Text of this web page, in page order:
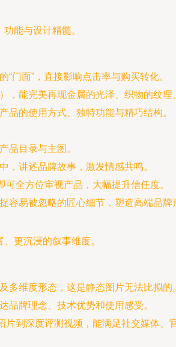
能与设计精髓。
“门面”，直接影响点击率与购买转化。
，能完美再现金属的光泽、织物的纹
品的使用方式、独特功能与精巧结构。
品目录与主图。
，讲述品牌故事，激发情感共鸣。
可全方位审视产品，大幅提升信任度。
容易被忽略的匠心细节，塑造高端品牌
更沉浸的叙事维度。
多维度形态，这是静态图片无法比拟的
品牌理念、技术优势和使用感受。
片到深度评测视频，能满足社交媒体、